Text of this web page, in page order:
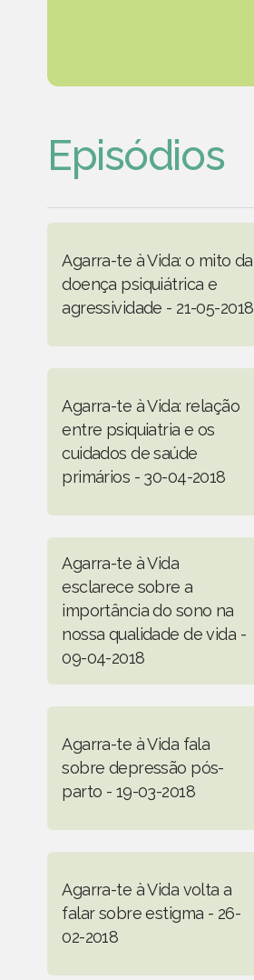
Episódios
Agarra-te à Vida: o mito da
doença psiquiátrica e
agressividade - 21-05-2018
Agarra-te à Vida: relação
entre psiquiatria e os
cuidados de saúde
primários - 30-04-2018
Agarra-te à Vida
esclarece sobre a
importância do sono na
nossa qualidade de vida -
09-04-2018
Agarra-te à Vida fala
sobre depressão pós-
parto - 19-03-2018
Agarra-te à Vida volta a
falar sobre estigma - 26-
02-2018